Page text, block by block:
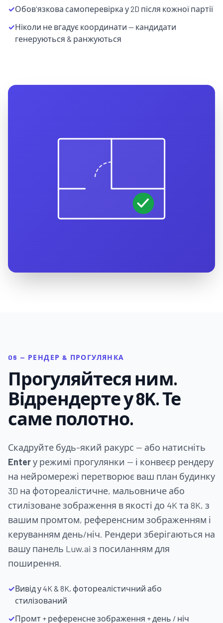
✓Обов'язкова самоперевірка у 2D після кожної партії
✓Ніколи не вгадує координати — кандидати
генеруються & ранжуються
06 — РЕНДЕР & ПРОГУЛЯНКА
Прогуляйтеся ним.
Відрендерте у 8K. Те
саме полотно.
Скадруйте будь-який ракурс — або натисніть
Enterу режимі прогулянки — і конвеєр рендеру
на нейромережі перетворює ваш план будинку
3D на фотореалістичне, мальовниче або
стилізоване зображення в якості до 4K та 8K, з
вашим промтом, референсним зображенням і
керуванням день/ніч. Рендери зберігаються на
вашу панель Luw.ai з посиланням для
поширення.
✓Вивід у 4K & 8K, фотореалістичний або
стилізований
✓Промт + референсне зображення + день / ніч